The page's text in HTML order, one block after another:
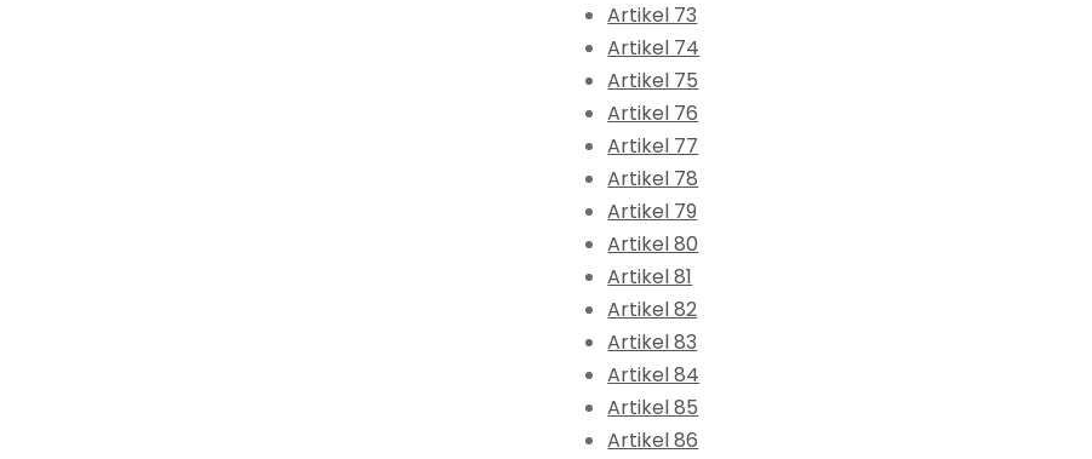
Artikel 73
Artikel 74
Artikel 75
Artikel 76
Artikel 77
Artikel 78
Artikel 79
Artikel 80
Artikel 81
Artikel 82
Artikel 83
Artikel 84
Artikel 85
Artikel 86